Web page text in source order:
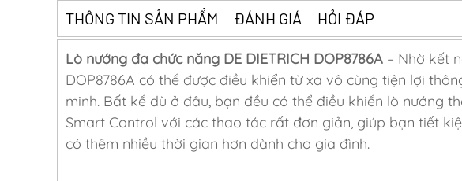
THÔNG TIN SẢN PHẨM ĐÁNH GIÁ HỎI ĐÁP
Lò nướng đa chức năng DE DIETRICH DOP8786A – Nhờ kết
DOP8786A có thể được điều khiển từ xa vô cùng tiện lợi
minh. Bất kể dù ở đâu, bạn đều có thể điều khiển lò nướng
Smart Control với các thao tác rất đơn giản, giúp bạn tiết
có thêm nhiều thời gian hơn dành cho gia đình.